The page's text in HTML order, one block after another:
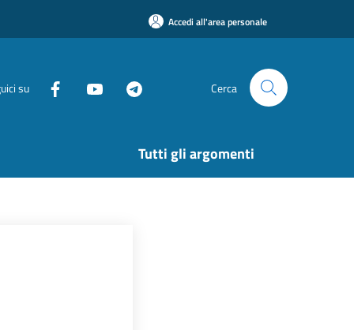
Accedi all'area personale
su Cerca
Tutti gli argomenti